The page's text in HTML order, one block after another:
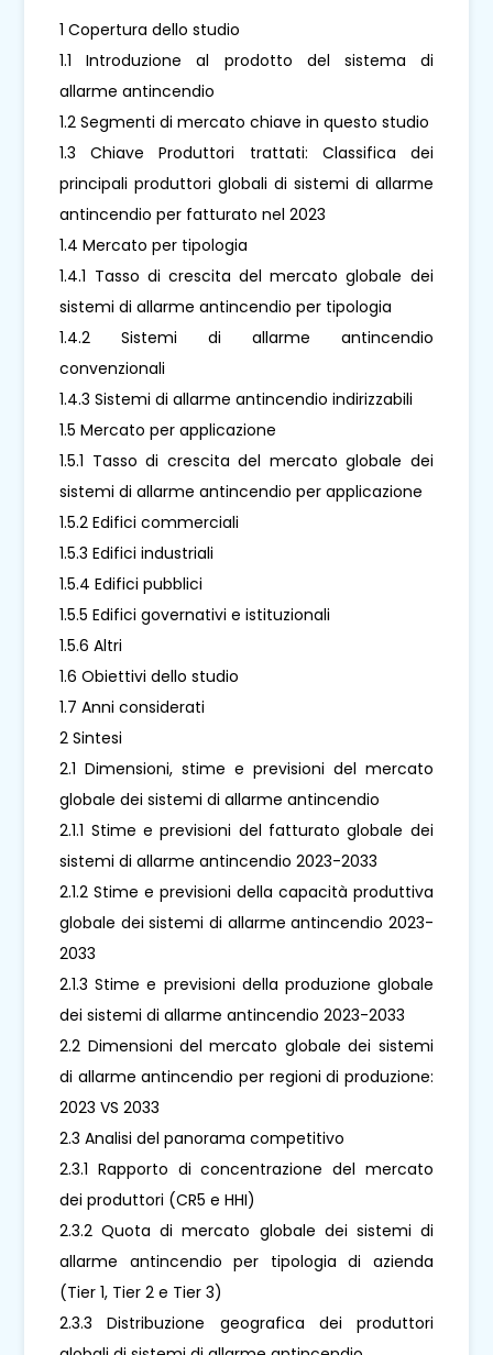
1 Copertura dello studio
1.1 Introduzione al prodotto del sistema di
allarme antincendio
1.2 Segmenti di mercato chiave in questo studio
1.3 Chiave Produttori trattati: Classifica dei
principali produttori globali di sistemi di allarme
antincendio per fatturato nel 2023
1.4 Mercato per tipologia
1.4.1 Tasso di crescita del mercato globale dei
sistemi di allarme antincendio per tipologia
1.4.2 Sistemi di allarme antincendio
convenzionali
1.4.3 Sistemi di allarme antincendio indirizzabili
1.5 Mercato per applicazione
1.5.1 Tasso di crescita del mercato globale dei
sistemi di allarme antincendio per applicazione
1.5.2 Edifici commerciali
1.5.3 Edifici industriali
1.5.4 Edifici pubblici
1.5.5 Edifici governativi e istituzionali
1.5.6 Altri
1.6 Obiettivi dello studio
1.7 Anni considerati
2 Sintesi
2.1 Dimensioni, stime e previsioni del mercato
globale dei sistemi di allarme antincendio
2.1.1 Stime e previsioni del fatturato globale dei
sistemi di allarme antincendio 2023-2033
2.1.2 Stime e previsioni della capacità produttiva
globale dei sistemi di allarme antincendio 2023-
2033
2.1.3 Stime e previsioni della produzione globale
dei sistemi di allarme antincendio 2023-2033
2.2 Dimensioni del mercato globale dei sistemi
di allarme antincendio per regioni di produzione:
2023 VS 2033
2.3 Analisi del panorama competitivo
2.3.1 Rapporto di concentrazione del mercato
dei produttori (CR5 e HHI)
2.3.2 Quota di mercato globale dei sistemi di
allarme antincendio per tipologia di azienda
(Tier 1, Tier 2 e Tier 3)
2.3.3 Distribuzione geografica dei produttori